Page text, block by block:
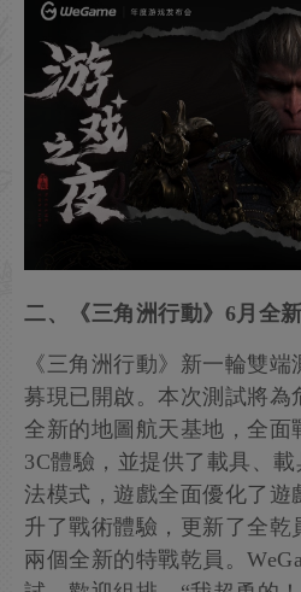
二、《三角洲行動》6月全
《三角洲行動》新一輪雙
募現已開啟。本次測試將為
全新的地圖航天基地，全面
3C體驗，並提供了載具、
法模式，遊戲全面優化了遊
升了戰術體驗，更新了全乾
兩個全新的特戰乾員。